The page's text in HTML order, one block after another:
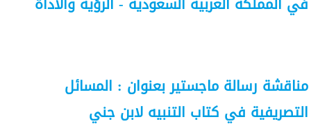
مناقشة رسالة ماجستير بعنوان : المسائل
التصريفية في كتاب التنبيه لابن جني